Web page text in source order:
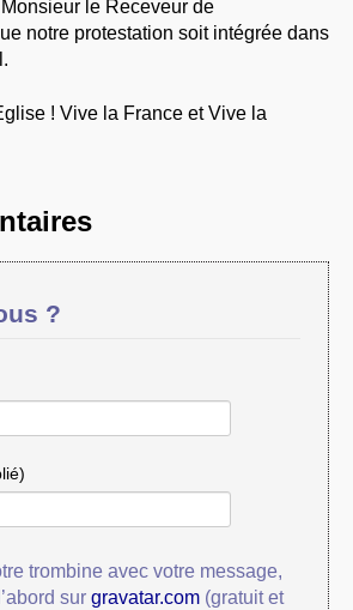
le Receveur de
notre protestation soit intégrée dans
! Vive la France et Vive la
?
trombine avec votre message,
sur gravatar.com(gratuit et